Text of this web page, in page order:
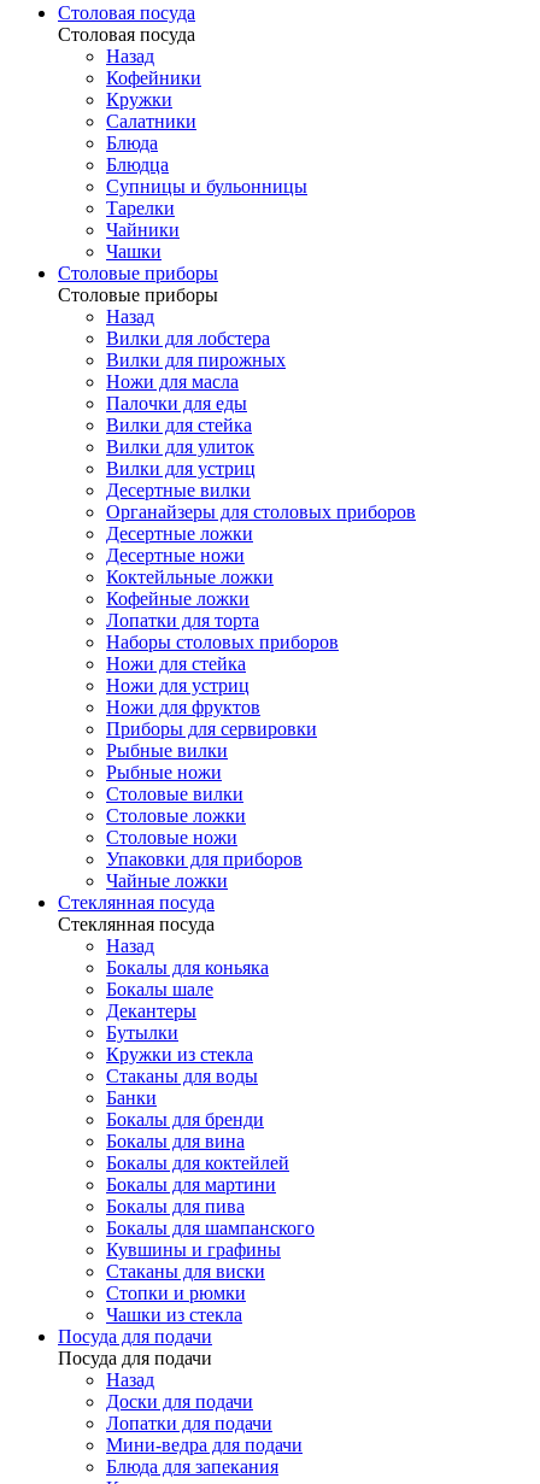
Столовая посуда
Столовая посуда
Назад
Кофейники
Кружки
Салатники
Блюда
Блюдца
Супницы и бульонницы
Тарелки
Чайники
Чашки
Cтоловые приборы
Cтоловые приборы
Назад
Вилки для лобстера
Вилки для пирожных
Ножи для масла
Палочки для еды
Вилки для стейка
Вилки для улиток
Вилки для устриц
Десертные вилки
Органайзеры для столовых приборов
Десертные ложки
Десертные ножи
Коктейльные ложки
Кофейные ложки
Лопатки для торта
Наборы столовых приборов
Ножи для стейка
Ножи для устриц
Ножи для фруктов
Приборы для сервировки
Рыбные вилки
Рыбные ножи
Столовые вилки
Столовые ложки
Столовые ножи
Упаковки для приборов
Чайные ложки
Стеклянная посуда
Стеклянная посуда
Назад
Бокалы для коньяка
Бокалы шале
Декантеры
Бутылки
Кружки из стекла
Стаканы для воды
Банки
Бокалы для бренди
Бокалы для вина
Бокалы для коктейлей
Бокалы для мартини
Бокалы для пива
Бокалы для шампанского
Кувшины и графины
Стаканы для виски
Стопки и рюмки
Чашки из стекла
Посуда для подачи
Посуда для подачи
Назад
Доски для подачи
Лопатки для подачи
Мини-ведра для подачи
Блюда для запекания